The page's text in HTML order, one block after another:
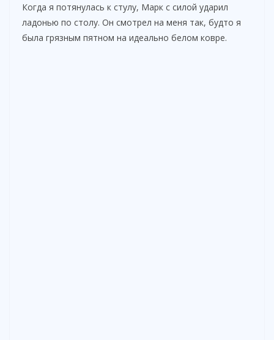
Когда я потянулась к стулу, Марк с силой ударил
ладонью по столу. Он смотрел на меня так, будто я
была грязным пятном на идеально белом ковре.